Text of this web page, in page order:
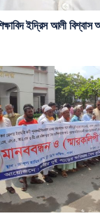
ইদ্রিস আলী